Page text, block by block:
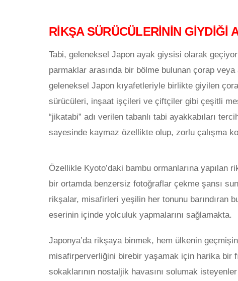
RİKŞA SÜRÜCÜLERİNİN GİYDİĞİ
Tabi, geleneksel Japon ayak giysisi olarak
parmaklar arasında bir bölme bulunan çorap
geleneksel Japon kıyafetleriyle birlikte giyilen
sürücüleri, inşaat işçileri ve çiftçiler gibi çeşitli
“jikatabi” adı verilen tabanlı tabi ayakkabıları
sayesinde kaymaz özellikte olup, zorlu çalışma
Özellikle Kyoto’daki bambu ormanlarına
bir ortamda benzersiz fotoğraflar çekme şansı
rikşalar, misafirleri yeşilin her tonunu barındıran
eserinin içinde yolculuk yapmalarını sağlamakta.
Japonya’da rikşaya binmek, hem ülkenin
misafirperverliğini birebir yaşamak için harika bir
sokaklarının nostaljik havasını solumak